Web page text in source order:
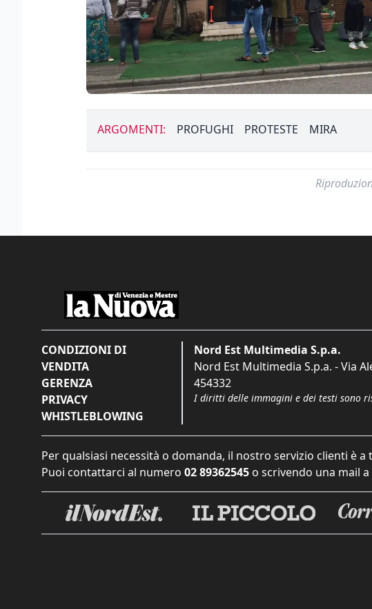
ARGOMENTI: PROFUGHI PROTESTE MIRA
CONDIZIONI DI
VENDITA
GERENZA
PRIVACY
WHISTLEBLOWING
Nord Est Multimedia S.p.a.
Nord Est Multimedia S.p.a. - Via
454332
I diritti delle immagini e dei testi sono
Per qualsiasi necessità o domanda, il nostro servizio clienti è
Puoi contattarci al numero 02 89362545 o scrivendo una mail a